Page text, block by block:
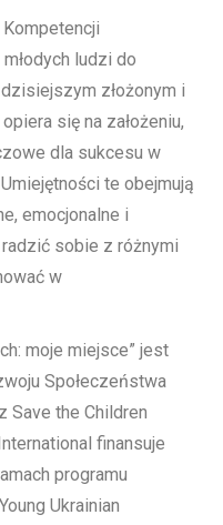
ludzi do
złożonym i
się na założeniu,
dla sukcesu w
te obejmują
emocjonalne i
sobie z różnymi
w
moje miejsce” jest
Społeczeństwa
Save the Children
finansuje
programu
Ukrainian